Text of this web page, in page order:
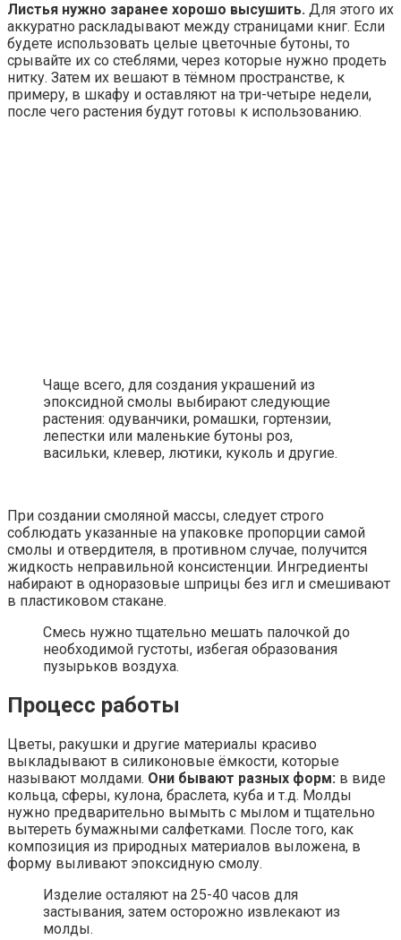
Листья нужно заранее хорошо высушить. Для этого их
аккуратно раскладывают между страницами книг. Если
будете использовать целые цветочные бутоны, то
срывайте их со стеблями, через которые нужно продеть
нитку. Затем их вешают в тёмном пространстве, к
примеру, в шкафу и оставляют на три-четыре недели,
после чего растения будут готовы к использованию.
Чаще всего, для создания украшений из
эпоксидной смолы выбирают следующие
растения: одуванчики, ромашки, гортензии,
лепестки или маленькие бутоны роз,
васильки, клевер, лютики, куколь и другие.
При создании смоляной массы, следует строго
соблюдать указанные на упаковке пропорции самой
смолы и отвердителя, в противном случае, получится
жидкость неправильной консистенции. Ингредиенты
набирают в одноразовые шприцы без игл и смешивают
в пластиковом стакане.
Смесь нужно тщательно мешать палочкой до
необходимой густоты, избегая образования
пузырьков воздуха.
Процесс работы
Цветы, ракушки и другие материалы красиво
выкладывают в силиконовые ёмкости, которые
называют молдами. Они бывают разных форм: в виде
кольца, сферы, кулона, браслета, куба и т.д. Молды
нужно предварительно вымыть с мылом и тщательно
вытереть бумажными салфетками. После того, как
композиция из природных материалов выложена, в
форму выливают эпоксидную смолу.
Изделие осталяют на 25-40 часов для
застывания, затем осторожно извлекают из
молды.